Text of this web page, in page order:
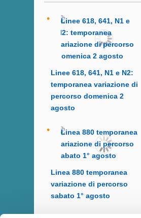
Linee 618, 641, N1 e N2:
temporanea variazione di
percorso domenica 2
agosto
Linea 880 temporanea
variazione di percorso
sabato 1° agosto